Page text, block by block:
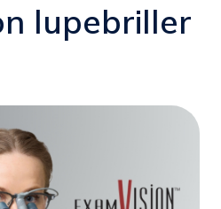
lupebriller